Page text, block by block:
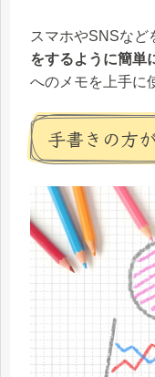
スマホやSNSなど
をするように簡単
へのメモを上手に
手書きの方